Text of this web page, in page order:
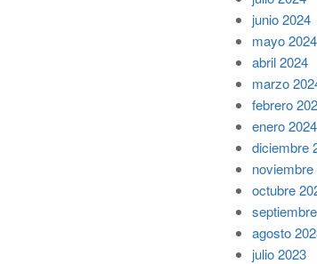
junio 2024
mayo 2024
abril 2024
marzo
febrero
enero 2024
diciembre
noviembre
octubre
agosto
julio 2023